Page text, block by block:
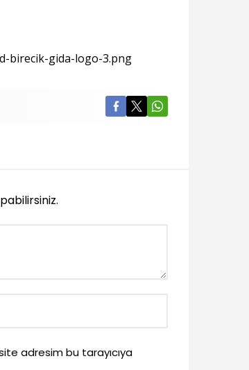
birecik-gida-logo-3.png
adresim bu tarayıcıya